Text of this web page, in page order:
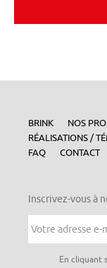
BRINK NOS
RÉALISATIONS /
FAQ
CONTACT
Inscrivez-vous à
Votre
adresse
En cliquant